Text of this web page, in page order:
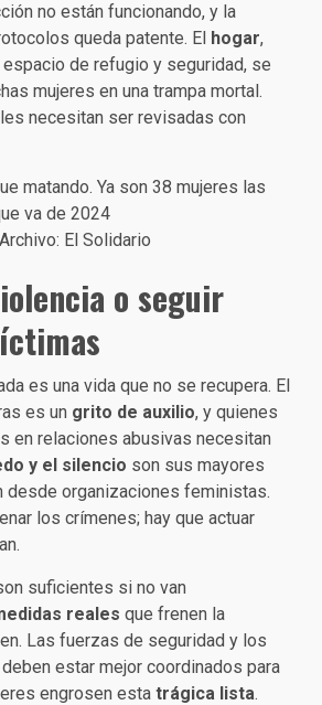
no están funcionando, y la
queda patente. El hogar,
de refugio y seguridad, se
mujeres en una trampa mortal.
necesitan ser revisadas con
Archivo: El Solidario
o seguir
es una vida que no se recupera. El
es un grito de auxilio, y quienes
en relaciones abusivas necesitan
y el silencio son sus mayores
desde organizaciones feministas.
los crímenes; hay que actuar
suficientes si no van
reales que frenen la
Las fuerzas de seguridad y los
estar mejor coordinados para
engrosen esta trágica lista.